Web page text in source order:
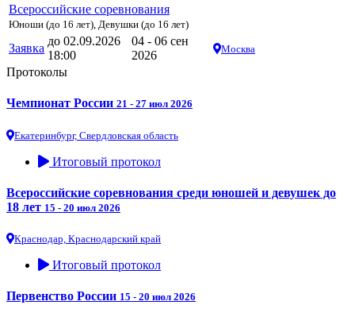
Всероссийские соревнования
Юноши (до 16 лет), Девушки (до 16 лет)
Заявка
до 02.09.2026
18:00
04 - 06 сен
2026
Москва
Протоколы
Чемпионат России 21 - 27 июл 2026
Екатеринбург, Свердловская область
Итоговый протокол
Всероссийские соревнования среди юношей и девушек до
18 лет 15 - 20 июл 2026
Краснодар, Краснодарский край
Итоговый протокол
Первенство России 15 - 20 июл 2026